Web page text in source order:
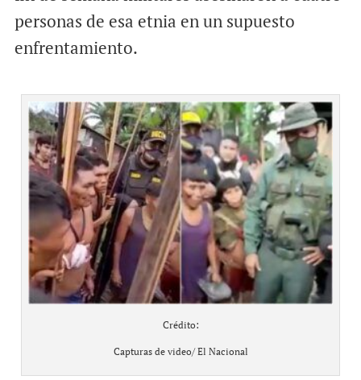
personas de esa etnia en un supuesto
enfrentamiento.
Crédito:
Capturas de video/ El Nacional